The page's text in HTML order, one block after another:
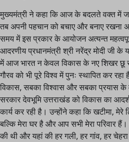
मुख्यमंत्री ने कहा कि आज के बदलते वक्त में
तब अपनी पहचान को बचाए और बनाए
समय में इस प्रकार के आयोजन अत्यन्त
आदरणीय प्रधानमंत्री श्री नरेंद्र मोदी जी के
में आज भारत न केवल विकास के नए शिखर छू
गौरव को भी पूरे विश्व में पुनः स्थापित कर
विकास, सबका विश्वास और सबका प्रयास के
सरकार देवभूमि उत्तराखंड को विकास का
कार्य कर रही है। उन्होंने कहा कि खटीमा,
बल्कि मेरा घर है और आप सभी मेरा परिवार
की थी और यहां की हर गली, हर गांव, हर